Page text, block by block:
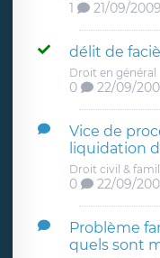
1 21/09/2009
délit de
Droit en général
0 22/09/
Vice de
liquidation
Droit civil &
0 22/09/
Problème
quels sont